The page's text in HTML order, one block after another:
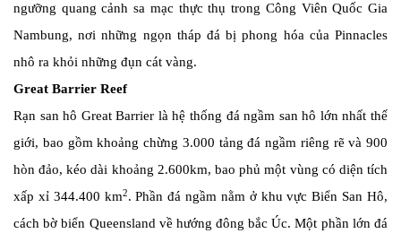
ngưỡng quang cảnh sa mạc thực thụ trong Công Viên Quốc Gia
Nambung, nơi những ngọn tháp đá bị phong hóa của Pinnacles
nhô ra khỏi những đụn cát vàng.
Great Barrier Reef
Rạn san hô Great Barrier là hệ thống đá ngầm san hô lớn nhất thế
giới, bao gồm khoảng chừng 3.000 tảng đá ngầm riêng rẽ và 900
hòn đảo, kéo dài khoảng 2.600km, bao phủ một vùng có diện tích
xấp xỉ 344.400 km2. Phần đá ngầm nằm ở khu vực Biển San Hô,
cách bờ biển Queensland về hướng đông bắc Úc. Một phần lớn đá